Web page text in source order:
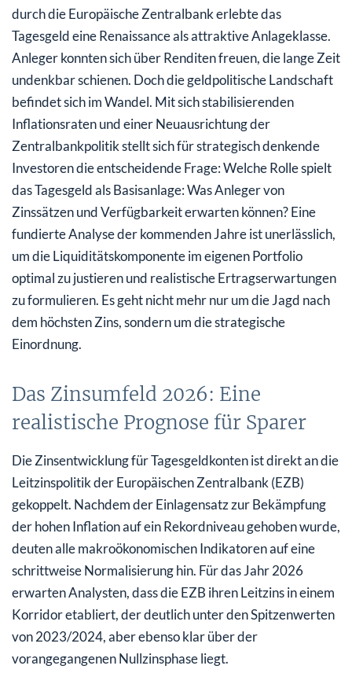
Die Konkurrenz wächst: Alternativen zum klassischen
Tagesgeldkonto
Regulatorische Aspekte und Einlagensicherung: Was
Anleger wissen müssen
Inflation und Realrendite: Die wahre Kaufkraft Ihres
Kapitals 2026
durch die Europäische Zentralbank erlebte das
Tagesgeld eine Renaissance als attraktive Anlageklasse.
Anleger konnten sich über Renditen freuen, die lange Zeit
undenkbar schienen. Doch die geldpolitische Landschaft
befindet sich im Wandel. Mit sich stabilisierenden
Inflationsraten und einer Neuausrichtung der
Zentralbankpolitik stellt sich für strategisch denkende
Investoren die entscheidende Frage: Welche Rolle spielt
das Tagesgeld als Basisanlage: Was Anleger von
Zinssätzen und Verfügbarkeit erwarten können? Eine
fundierte Analyse der kommenden Jahre ist unerlässlich,
um die Liquiditätskomponente im eigenen Portfolio
optimal zu justieren und realistische Ertragserwartungen
zu formulieren. Es geht nicht mehr nur um die Jagd nach
dem höchsten Zins, sondern um die strategische
Einordnung.
Das Zinsumfeld 2026: Eine
realistische Prognose für Sparer
Die Zinsentwicklung für Tagesgeldkonten ist direkt an die
Leitzinspolitik der Europäischen Zentralbank (EZB)
gekoppelt. Nachdem der Einlagensatz zur Bekämpfung
der hohen Inflation auf ein Rekordniveau gehoben wurde,
deuten alle makroökonomischen Indikatoren auf eine
schrittweise Normalisierung hin. Für das Jahr 2026
erwarten Analysten, dass die EZB ihren Leitzins in einem
Korridor etabliert, der deutlich unter den Spitzenwerten
von 2023/2024, aber ebenso klar über der
vorangegangenen Nullzinsphase liegt.